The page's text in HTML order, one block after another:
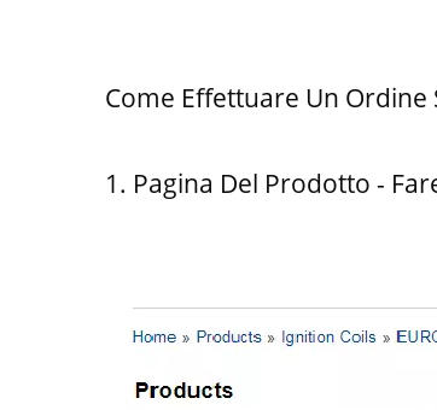
Come Effettuare Un Ordine
1. Pagina Del Prodotto -